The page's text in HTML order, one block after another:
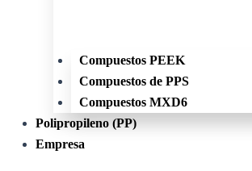
Compuestos PEEK
Compuestos de PPS
Compuestos MXD6
Polipropileno (PP)
Empresa